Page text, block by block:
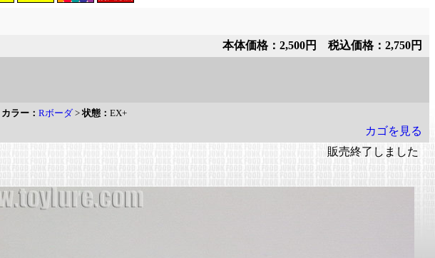
本体価格：2,500円 税込価格：2,750円
カラー： Rボーダ >状態： EX+
カゴを見る
販売終了しました